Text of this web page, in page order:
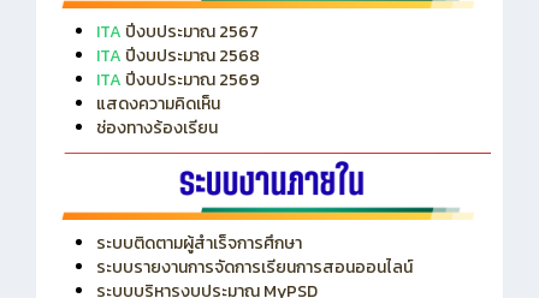
ITA ปีงบประมาณ 2567
ITA ปีงบประมาณ 2568
ITA ปีงบประมาณ 2569
แสดงความคิดเห็น
ช่องทางร้องเรียน
ระบบติดตามผู้สำเร็จการศึกษา
ระบบรายงานการจัดการเรียนการสอนออนไลน์
ระบบบริหารงบประมาณ MyPSD